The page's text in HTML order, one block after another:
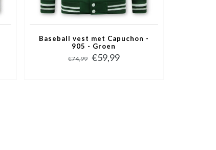
Baseball vest met Capuchon -
905 - Groen
€74,99 €59,99